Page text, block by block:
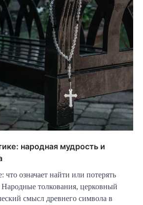
народная мудрость и
означает найти или потерять
толкования, церковный
смысл древнего символа в